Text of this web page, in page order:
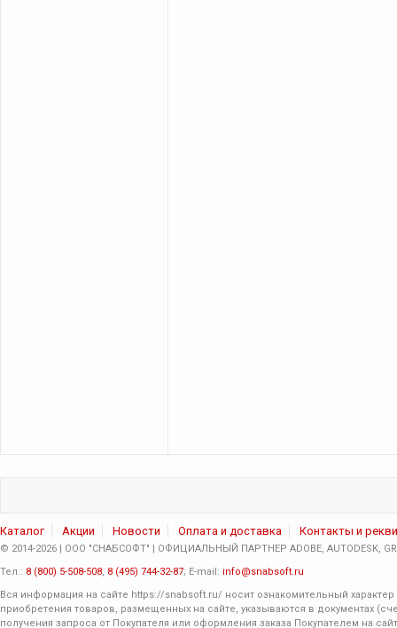
Каталог Акции Новости Оплата и доставка Контакты и
© 2014-2026 | ООО "СНАБСОФТ" | ОФИЦИАЛЬНЫЙ ПАРТНЕР ADOBE, AUTODESK,
Тел.: 8 (800) 5-508-508, 8 (495) 744-32-87; E-mail: info@snabsoft.ru
Вся информация на сайте https://snabsoft.ru/ носит ознакомительный
приобретения товаров, размещенных на сайте, указываются в документах
получения запроса от Покупателя или оформления заказа Покупателем на